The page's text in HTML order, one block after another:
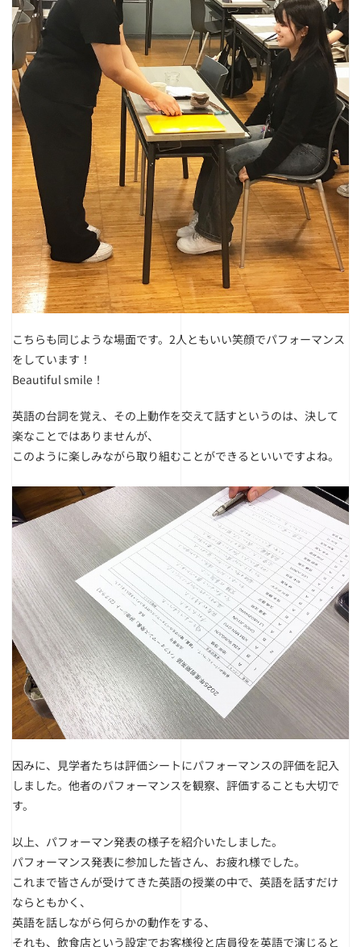
こちらも同じような場面です。 2人ともいい笑顔でパフォーマンス
をしています！
Beautiful smile！
英語の台詞を覚え、その上動作を交えて話すというのは、決して
楽なことではありませんが、
このように楽しみながら取り組むことができるといいですよね。
因みに、見学者たちは評価シートにパフォーマンスの評価を記入
しました。 他者のパフォーマンスを観察、評価することも大切で
す。
以上、パフォーマン発表の様子を紹介いたしました。
パフォーマンス発表に参加した皆さん、お疲れ様でした。
これまで皆さんが受けてきた英語の授業の中で、英語を話すだけ
ならともかく、
英語を話しながら何らかの動作をする、
それも、飲食店という設定でお客様役と店員役を英語で演じると